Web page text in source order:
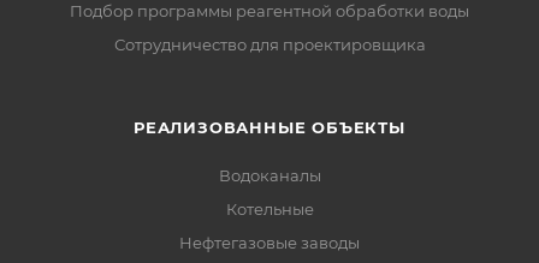
Подбор программы реагентной обработки воды
Сотрудничество для проектировщика
РЕАЛИЗОВАННЫЕ ОБЪЕКТЫ
Водоканалы
Котельные
Нефтегазовые заводы